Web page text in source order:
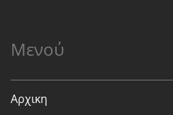
Μενού
Αρχικη